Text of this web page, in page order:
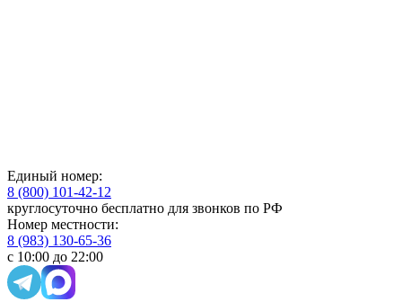
Единый номер:
8 (800) 101-42-12
круглосуточно бесплатно для звонков по РФ
Номер местности:
8 (983) 130-65-36
с 10:00 до 22:00